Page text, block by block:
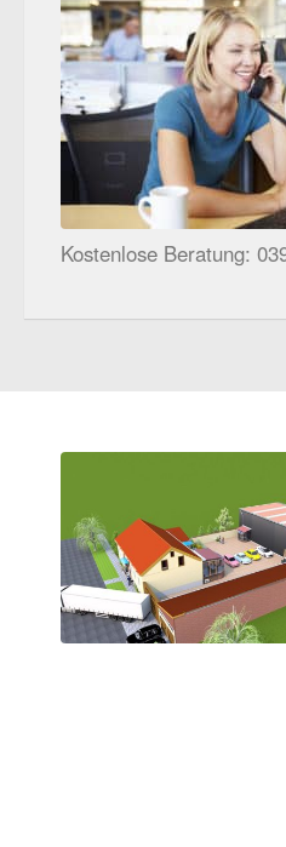
Kostenlose Beratung: